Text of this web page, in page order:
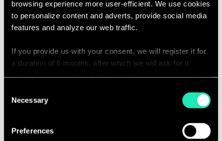
browsing experience more user-efficient. We use cookies
to personalize content and adverts, provide social media
features and analyze our web traffic.
If you provide us with your consent, we will register it for
a duration of 6 months, after which we will ask for it
personalized browsing experience.
You can access the complete list of the cookies used,
their purpose, and their retainment period via our
Selection
Necessary
Preferences
entreprise.
Accompagnement humain des
niveaux de rupture pour définir et
mettre en œuvre une stratégie de
change (formation, communication,
Learning & Development :
élaborer
une stratégie de formation de bout
en bout, œuvrer à une culture